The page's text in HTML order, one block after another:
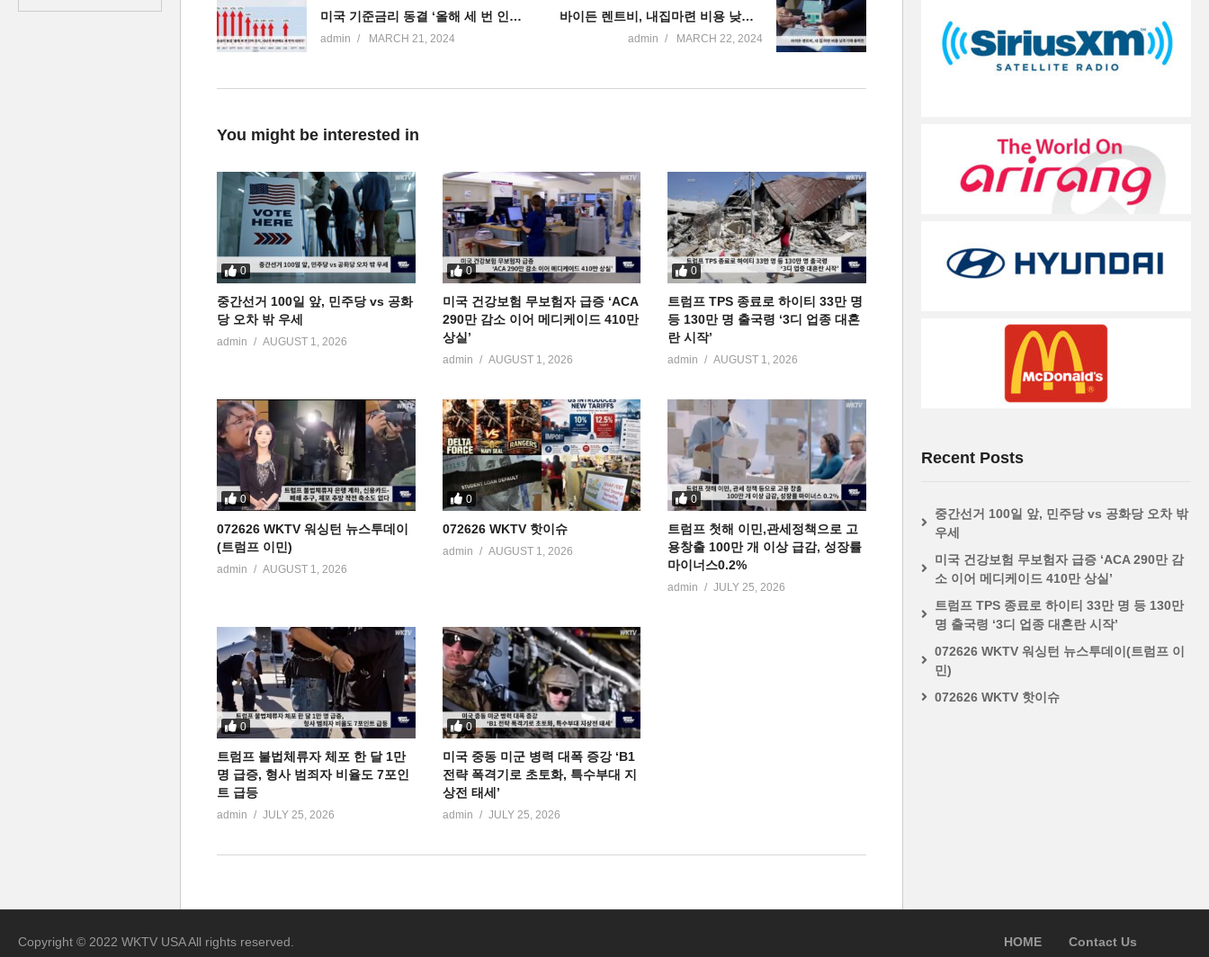
미국 기준금리 동결 ‘올해 세 번 인하 유지, 내년과 후년에도 세 번씩 내린다’
admin MARCH 21, 2024
바이든 렌트비, 내집마련 비용 낮추기에 총력전
admin MARCH 22, 2024
You might be interested in
0
중간선거 100일 앞, 민주당 vs 공화
당 오차 밖 우세
admin AUGUST 1, 2026
0
미국 건강보험 무보험자 급증 ‘ACA
290만 감소 이어 메디케이드 410만
상실’
admin AUGUST 1, 2026
0
트럼프 TPS 종료로 하이티 33만 명
등 130만 명 출국령 ‘3디 업종 대혼
란 시작’
admin AUGUST 1, 2026
0
072626 WKTV 워싱턴 뉴스투데이
(트럼프 이민)
admin AUGUST 1, 2026
0
072626 WKTV 핫이슈
admin AUGUST 1, 2026
0
트럼프 첫해 이민,관세정책으로 고
용창출 100만 개 이상 급감, 성장률
마이너스0.2%
admin JULY 25, 2026
0
트럼프 불법체류자 체포 한 달 1만
명 급증, 형사 범죄자 비율도 7포인
트 급등
admin JULY 25, 2026
0
미국 중동 미군 병력 대폭 증강 ‘B1
전략 폭격기로 초토화, 특수부대 지
상전 태세’
admin JULY 25, 2026
Recent Posts
중간선거 100일 앞, 민주당 vs 공화당 오차 밖
우세
미국 건강보험 무보험자 급증 ‘ACA 290만 감
소 이어 메디케이드 410만 상실’
트럼프 TPS 종료로 하이티 33만 명 등 130만
명 출국령 ‘3디 업종 대혼란 시작’
072626 WKTV 워싱턴 뉴스투데이(트럼프 이
민)
072626 WKTV 핫이슈
Copyright © 2022 WKTV USA All rights reserved. HOME Contact Us